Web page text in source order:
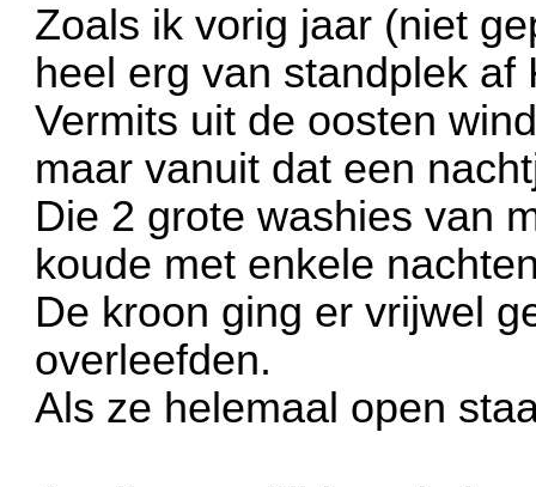
Zoals ik vorig jaar (niet
heel erg van standplek af
Vermits uit de oosten
maar vanuit dat een
Die 2 grote washies van
koude met enkele
De kroon ging er vrijwel
overleefden.
Als ze helemaal open